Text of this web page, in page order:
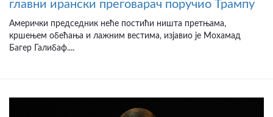
главни ирански преговарач поручио Трампу
Амерички председник неће постићи ништа претњама,
кршењем обећања и лажним вестима, изјавио је Мохамад
Багер Галибаф....